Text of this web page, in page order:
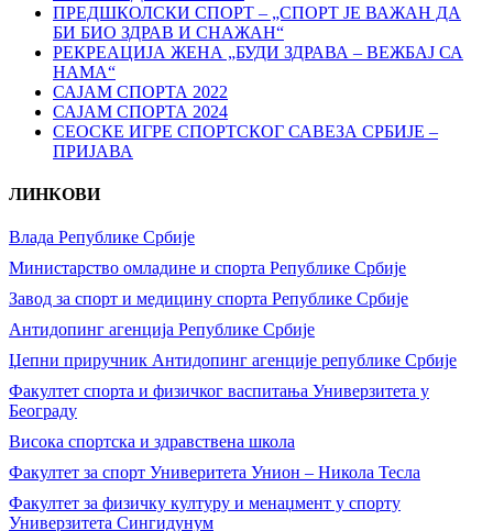
ПРЕДШКОЛСКИ СПОРТ – „СПОРТ ЈЕ ВАЖАН ДА
БИ БИО ЗДРАВ И СНАЖАН“
РЕКРЕАЦИЈА ЖЕНА „БУДИ ЗДРАВА – ВЕЖБАЈ СА
НАМА“
САЈАМ СПОРТА 2022
САЈАМ СПОРТА 2024
СЕОСКЕ ИГРЕ СПОРТСКОГ САВЕЗА СРБИЈЕ –
ПРИЈАВА
ЛИНКОВИ
Влада Републике Србије
Министарство омладине и спорта Републике Србије
Завод за спорт и медицину спорта Републике Србије
Антидопинг агенција Републике Србије
Џепни приручник Антидопинг агенције републике Србије
Факултет спорта и физичког васпитања Универзитета у
Београду
Висока спортска и здравствена школа
Факултет за спорт Универитета Унион – Никола Тесла
Факултет за физичку културу и менаџмент у спорту
Универзитета Сингидунум